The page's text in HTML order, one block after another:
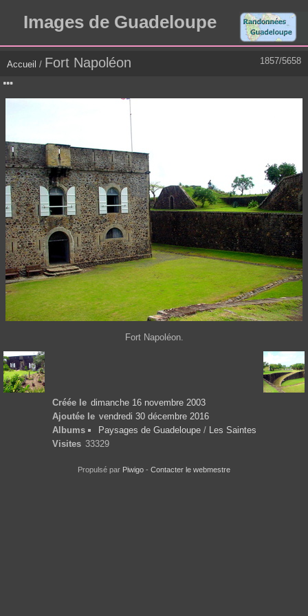
Images de Guadeloupe
1857/5658
Accueil / Fort Napoléon
Fort Napoléon.
Créée le dimanche 16 novembre 2003
Ajoutée le vendredi 30 décembre 2016
Albums
Paysages de Guadeloupe / Les Saintes
Visites 33329
Propulsé par Piwigo - Contacter le webmestre